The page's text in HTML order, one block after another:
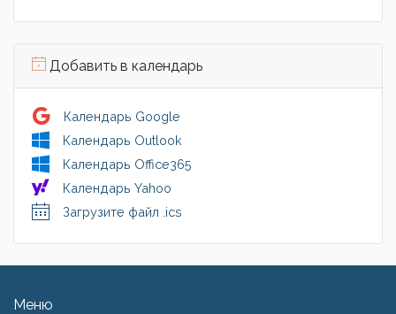
Добавить в календарь
Календарь Google
Календарь Outlook
Календарь Office365
Календарь Yahoo
Загрузите файл .ics
Меню